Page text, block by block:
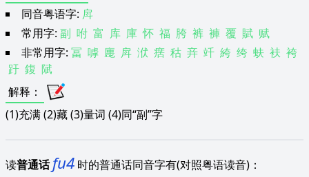
同音粤语字: 戽
常用字: 副 咐 富 库 庫 怀 福 胯 裤 褲 覆 賦 赋
非常用字: 冨 嘑 廤 戽 洑 瘔 秙 竎 竏 絝 绔 蚨 衭 袴
趶 鍑 陚
解释 ：
(1)充满 (2)藏 (3)量词 (4)同“副”字
读普通话 fu4 时的普通话同音字有(对照粤语读音)：